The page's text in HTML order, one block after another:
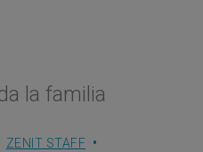
la familia
ZENIT STAFF